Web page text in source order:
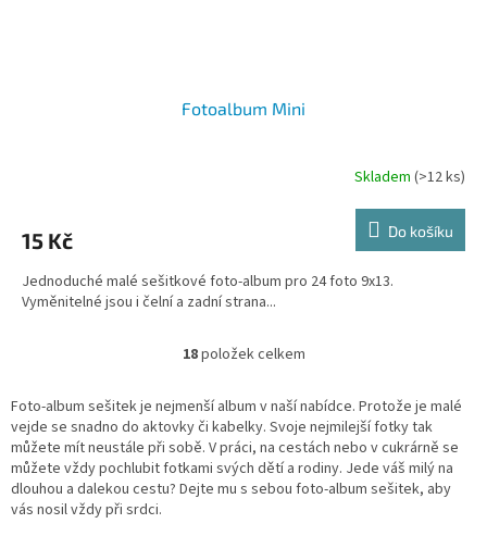
Fotoalbum Mini
Skladem (>12 ks)
15 Kč Do košíku
Jednoduché malé sešitkové foto-album pro 24 foto 9x13.
Vyměnitelné jsou i čelní a zadní strana...
O
l
á
d
a
c
18položek celkem
Foto-album sešitek je nejmenší album v naší nabídce. Protože je malé
vejde se snadno do aktovky či kabelky. Svoje nejmilejší fotky tak
můžete mít neustále při sobě. V práci, na cestách nebo v cukrárně se
můžete vždy pochlubit fotkami svých dětí a rodiny. Jede váš milý na
dlouhou a dalekou cestu? Dejte mu s sebou foto-album sešitek, aby
vás nosil vždy při srdci.